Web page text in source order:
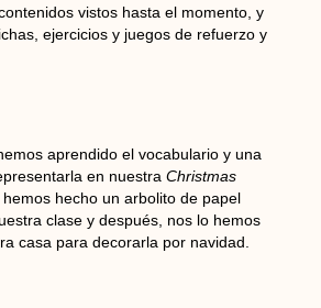
vistos hasta el momento, y
ejercicios y juegos de refuerzo y
aprendido el vocabulario y una
en nuestra Christmas
hemos hecho un arbolito de papel
clase y después, nos lo hemos
casa para decorarla por navidad.